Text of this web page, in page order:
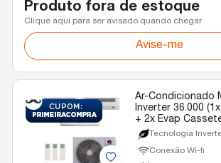
Produto fora de estoque
Clique aqui para ser avisado quando chegar
Avise-me
Ar-Condicionado
Inverter 36.000
+ 2x Evap
Gree Quente/Frio
Tecnologia
Conexão Wi-fi